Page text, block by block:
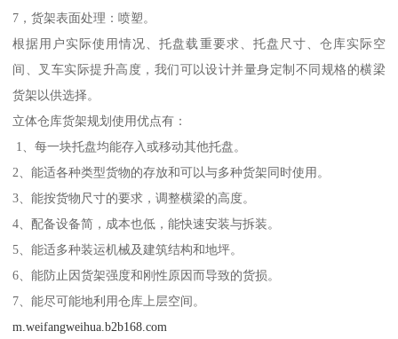
7，货架表面处理：喷塑。
根据用户实际使用情况、托盘载重要求、托盘尺寸、仓库实际空
间、叉车实际提升高度，我们可以设计并量身定制不同规格的横梁
货架以供选择。
立体仓库货架规划使用优点有：
1、每一块托盘均能存入或移动其他托盘。
2、能适各种类型货物的存放和可以与多种货架同时使用。
3、能按货物尺寸的要求，调整横梁的高度。
4、配备设备简，成本也低，能快速安装与拆装。
5、能适多种装运机械及建筑结构和地坪。
6、能防止因货架强度和刚性原因而导致的货损。
7、能尽可能地利用仓库上层空间。
m.weifangweihua.b2b168.com